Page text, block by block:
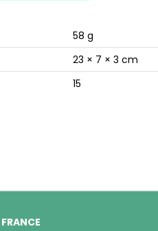
58 g
23 × 7 × 3 cm
15
FRANCE